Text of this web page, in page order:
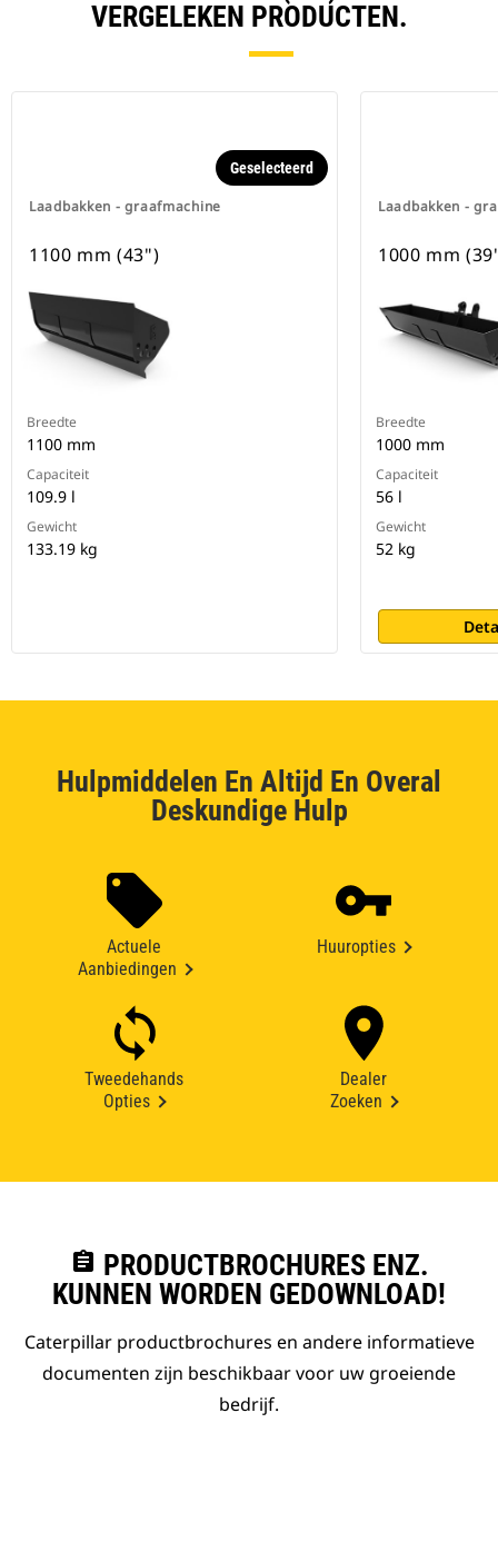
VERGELEKEN PRODUCTEN.
Laadbakken - graafmachine
Geselecteerd
1100 mm (43")
Breedte
1100 mm
Capaciteit
109.9 l
Gewicht
133.19 kg
Laadbakken -
1000 mm
Breedte
1000 mm
Capaciteit
56 l
Gewicht
52 kg
Hulpmiddelen En Altijd En Overal
Deskundige Hulp
Actuele
Aanbiedingen
Huuropties
Tweedehands
Opties
Dealer
Zoeken
assignment PRODUCTBROCHURES ENZ.
KUNNEN WORDEN GEDOWNLOAD!
Caterpillar productbrochures en andere informatieve
documenten zijn beschikbaar voor uw groeiende
bedrijf.